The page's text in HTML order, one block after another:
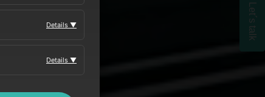
Details ▼
Details ▼
Let´s talk